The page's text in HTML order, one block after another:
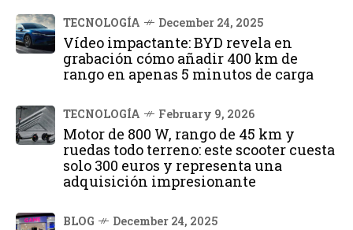
TECNOLOGÍA December 24, 2025
Vídeo impactante: BYD revela en
grabación cómo añadir 400 km de
rango en apenas 5 minutos de carga
TECNOLOGÍA February 9, 2026
Motor de 800 W, rango de 45 km y
ruedas todo terreno: este scooter cuesta
solo 300 euros y representa una
adquisición impresionante
BLOG December 24, 2025